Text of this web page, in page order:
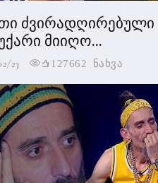
ძვირადღირებული
მიიღო...
23 127662 ნახვა